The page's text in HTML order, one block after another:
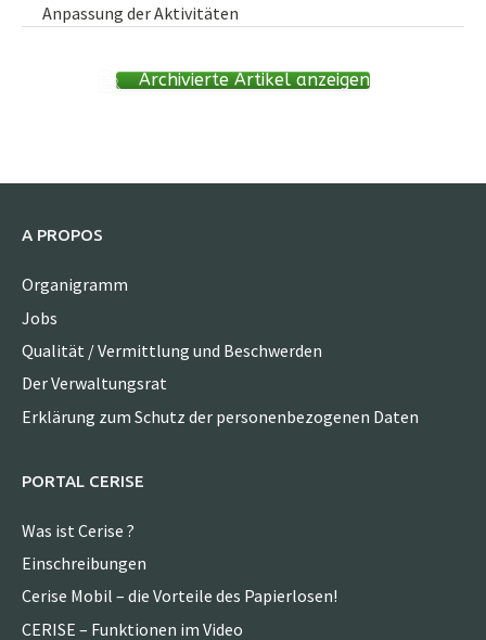
Anpassung der Aktivitäten
Archivierte Artikel anzeigen
A PROPOS
Organigramm
Jobs
Qualität / Vermittlung und Beschwerden
Der Verwaltungsrat
Erklärung zum Schutz der personenbezogenen Daten
PORTAL CERISE
Was ist Cerise ?
Einschreibungen
Cerise Mobil – die Vorteile des Papierlosen!
CERISE – Funktionen im Video